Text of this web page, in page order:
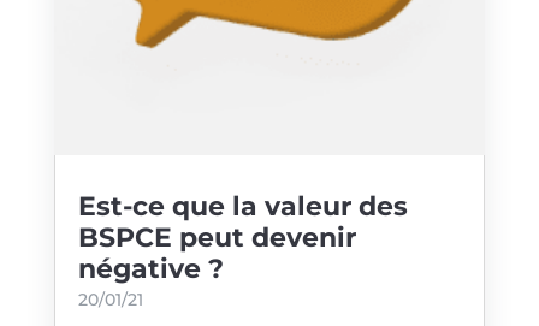
Est-ce que la valeur des
BSPCE peut devenir
négative ?
20/01/21